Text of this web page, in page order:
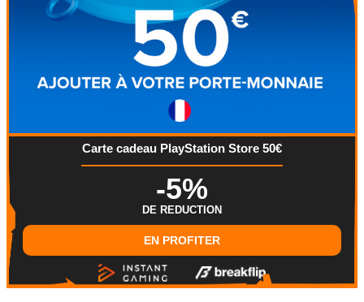
Carte cadeau PlayStation Store 50€
-5%
DE REDUCTION
EN PROFITER